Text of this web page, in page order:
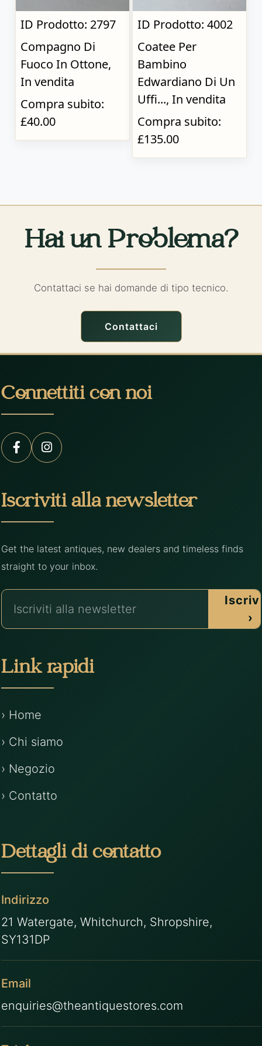
ID Prodotto: 2797
Compagno Di
Fuoco In Ottone,
In vendita
Compra subito:
£40.00
ID Prodotto: 4002
Coatee Per
Bambino
Edwardiano Di Un
Uffi..., In vendita
Compra subito:
£135.00
Hai un Problema?
Contattaci se hai domande di tipo tecnico.
Contattaci
Connettiti con noi
Iscriviti alla newsletter
Get the latest antiques, new dealers and timeless finds
straight to your inbox.
›
Link rapidi
› Home
› Chi siamo
› Negozio
› Contatto
Dettagli di contatto
Indirizzo
21 Watergate, Whitchurch, Shropshire,
SY131DP
Email
enquiries@theantiquestores.com